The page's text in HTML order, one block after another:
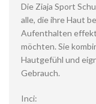
Die Ziaja Sport
alle, die ihre Haut
Aufenthalten
möchten. Sie
Hautgefühl und
Gebrauch.
Inci: